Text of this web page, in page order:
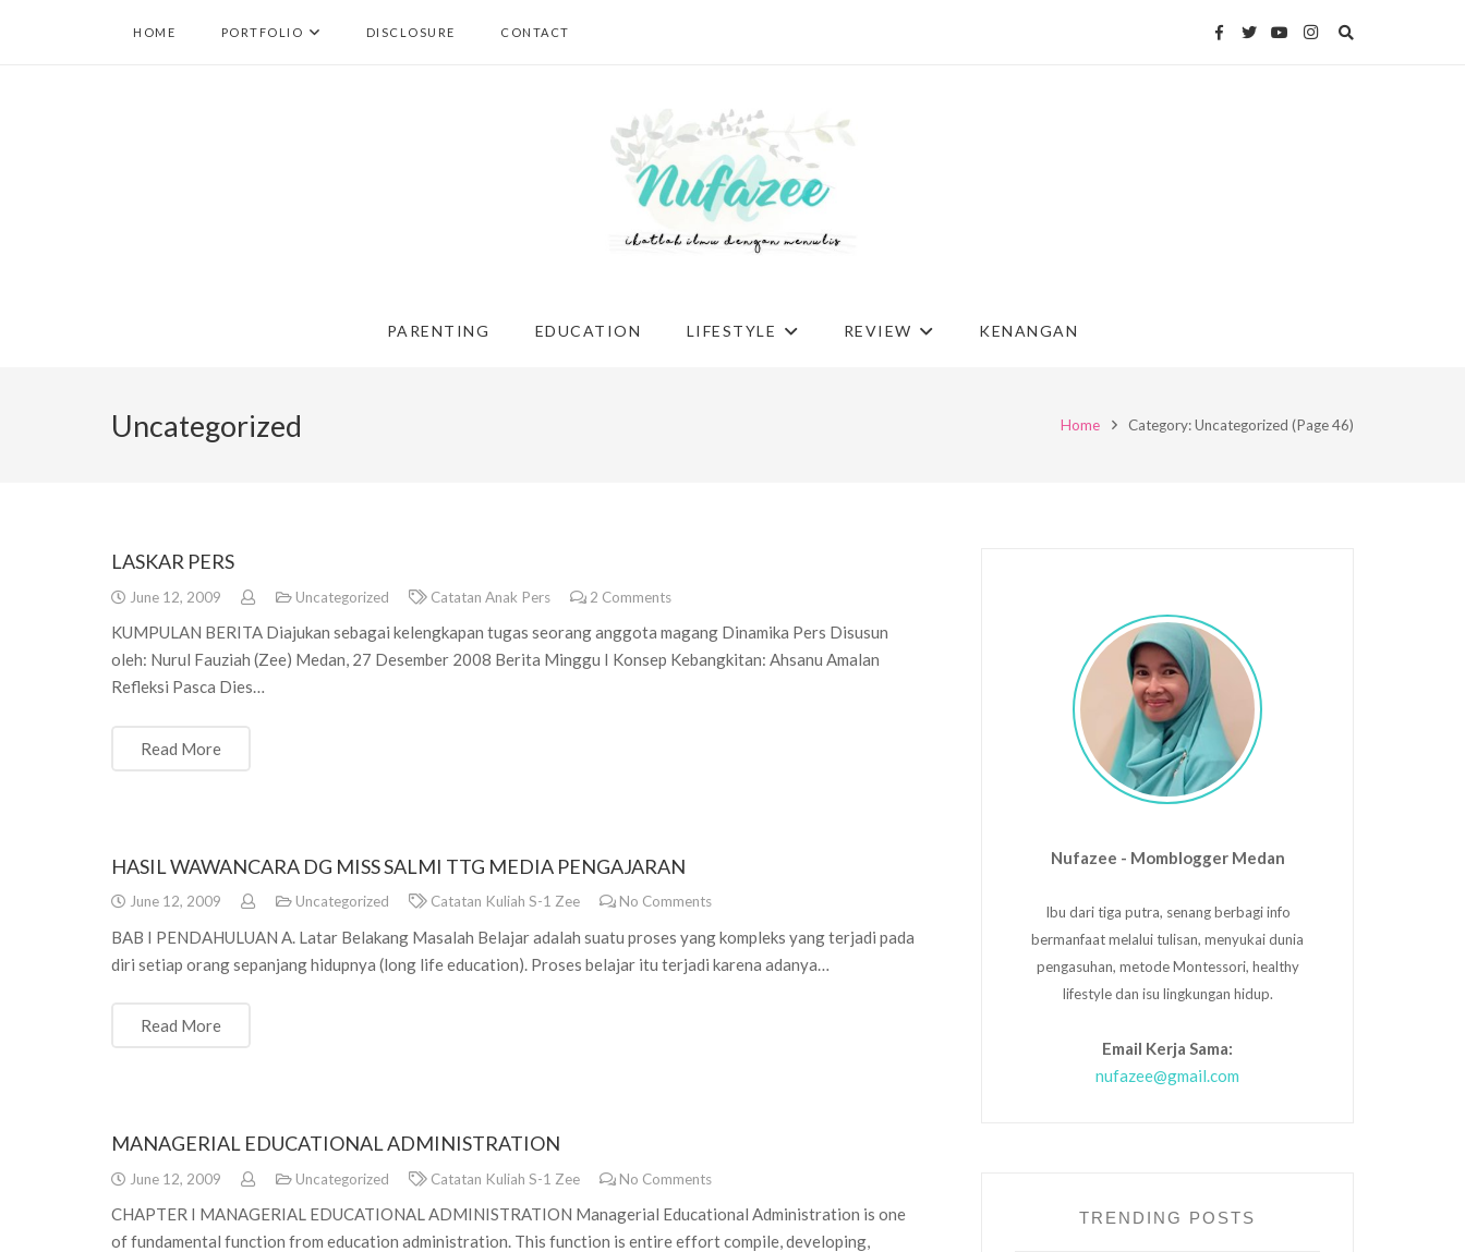
HOME PORTFOLIO DISCLOSURE CONTACT
PARENTING EDUCATION LIFESTYLE REVIEW KENANGAN
Uncategorized Home Category: Uncategorized (Page 46)
LASKAR PERS
June 12, 2009 Uncategorized Catatan Anak Pers 2 Comments
KUMPULAN BERITA Diajukan sebagai kelengkapan tugas seorang anggota magang Dinamika Pers Disusun
oleh: Nurul Fauziah (Zee) Medan, 27 Desember 2008 Berita Minggu I Konsep Kebangkitan: Ahsanu Amalan
Refleksi Pasca Dies…
Read More
HASIL WAWANCARA DG MISS SALMI TTG MEDIA PENGAJARAN
June 12, 2009 Uncategorized Catatan Kuliah S-1 Zee No Comments
BAB I PENDAHULUAN A. Latar Belakang Masalah Belajar adalah suatu proses yang kompleks yang terjadi pada
diri setiap orang sepanjang hidupnya (long life education). Proses belajar itu terjadi karena adanya…
Read More
MANAGERIAL EDUCATIONAL ADMINISTRATION
June 12, 2009 Uncategorized Catatan Kuliah S-1 Zee No Comments
CHAPTER I MANAGERIAL EDUCATIONAL ADMINISTRATION Managerial Educational Administration is one
of fundamental function from education administration. This function is entire effort compile, developing,
Nufazee - Momblogger Medan
Ibu dari tiga putra, senang berbagi info
bermanfaat melalui tulisan, menyukai dunia
pengasuhan, metode Montessori, healthy
lifestyle dan isu lingkungan hidup.
Email Kerja Sama:
nufazee@gmail.com
TRENDING POSTS